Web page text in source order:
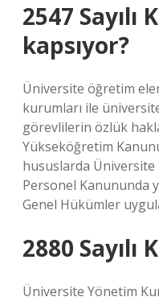
2547
kapsıyor?
Üniversite öğretim
kurumları ile
görevlilerin özlük
Yükseköğretim
hususlarda
Personel Kanununda
Genel Hükümler
2880 Sayılı
Üniversite Yönetim